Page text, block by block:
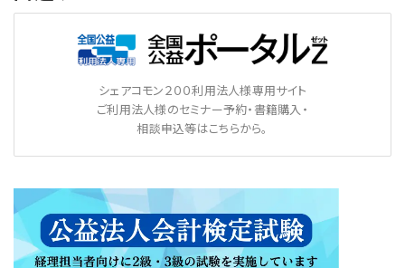
シェアコモン２００利用法人様専用サイト
ご利用法人様のセミナー予約・書籍購入・
相談申込等はこちらから。